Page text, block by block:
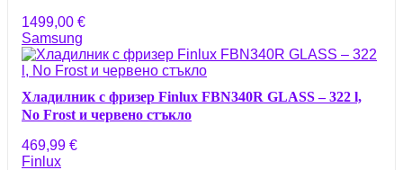
1499,00 €
Samsung
Хладилник с фризер Finlux FBN340R GLASS – 322 l,
No Frost и червено стъкло
469,99 €
Finlux